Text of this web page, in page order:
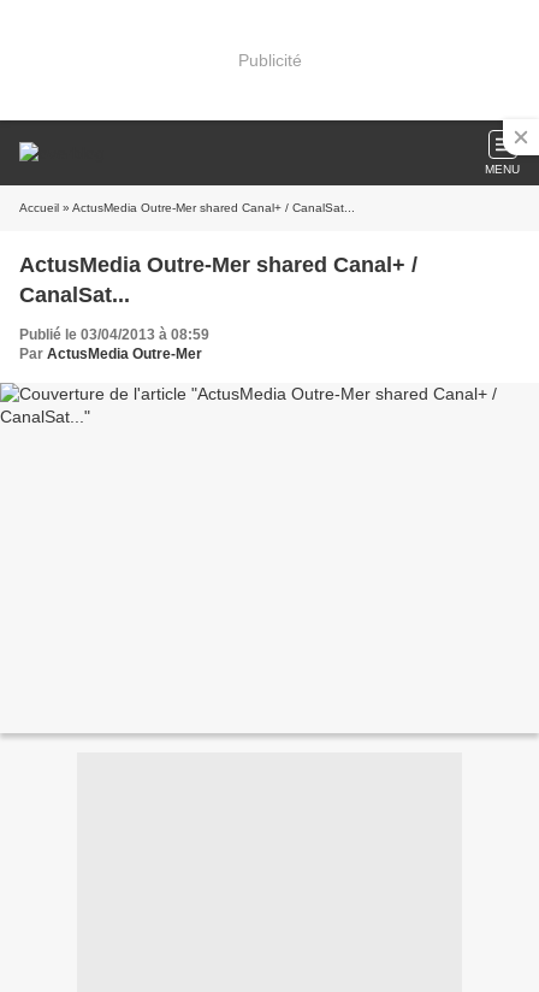
Publicité
MENU
Accueil » ActusMedia Outre-Mer shared Canal+ / CanalSat...
ActusMedia Outre-Mer shared Canal+ /
CanalSat...
Publié le 03/04/2013 à 08:59
Par ActusMedia Outre-Mer